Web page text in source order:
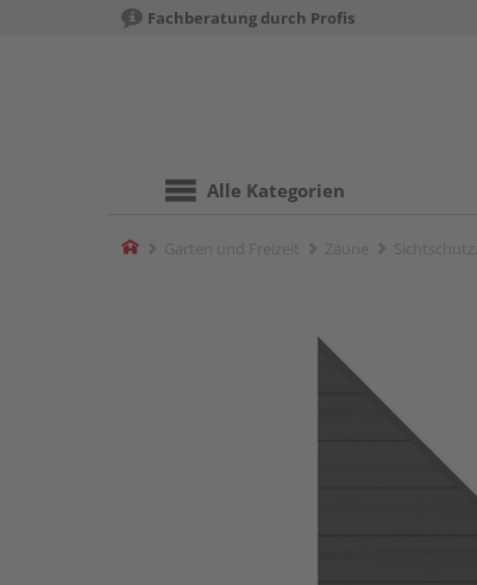
Fachberatung durch Profis
Alle Kategorien
Home